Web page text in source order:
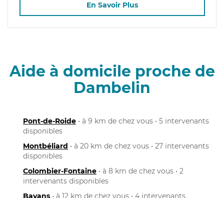
En Savoir Plus
Aide à domicile proche de
Dambelin
Pont-de-Roide • à 9 km de chez vous • 5 intervenants
disponibles
Montbéliard • à 20 km de chez vous • 27 intervenants
disponibles
Colombier-Fontaine • à 8 km de chez vous • 2
intervenants disponibles
Bavans • à 12 km de chez vous • 4 intervenants